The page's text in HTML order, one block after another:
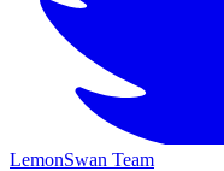
LemonSwan Team